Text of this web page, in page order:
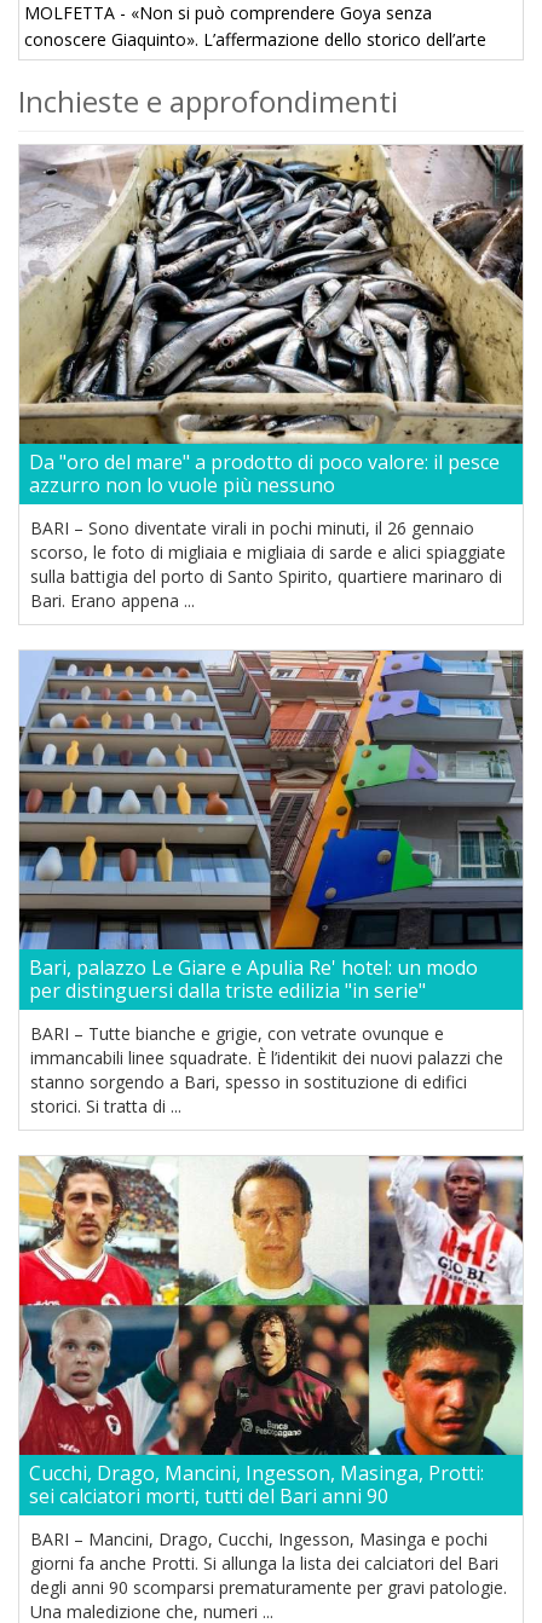
MOLFETTA - «Non si può comprendere Goya senza
conoscere Giaquinto». L’affermazione dello storico dell’arte
Francesco De Nicolo fa ben comprendere l’importanza avuta
dal ...
Inchieste e approfondimenti
Da "oro del mare" a prodotto di poco valore: il pesce
azzurro non lo vuole più nessuno
BARI – Sono diventate virali in pochi minuti, il 26 gennaio
scorso, le foto di migliaia e migliaia di sarde e alici spiaggiate
sulla battigia del porto di Santo Spirito, quartiere marinaro di
Bari. Erano appena ...
Bari, palazzo Le Giare e Apulia Re' hotel: un modo
per distinguersi dalla triste edilizia "in serie"
BARI – Tutte bianche e grigie, con vetrate ovunque e
immancabili linee squadrate. È l’identikit dei nuovi palazzi che
stanno sorgendo a Bari, spesso in sostituzione di edifici
storici. Si tratta di ...
Cucchi, Drago, Mancini, Ingesson, Masinga, Protti:
sei calciatori morti, tutti del Bari anni 90
BARI – Mancini, Drago, Cucchi, Ingesson, Masinga e pochi
giorni fa anche Protti. Si allunga la lista dei calciatori del Bari
degli anni 90 scomparsi prematuramente per gravi patologie.
Una maledizione che, numeri ...